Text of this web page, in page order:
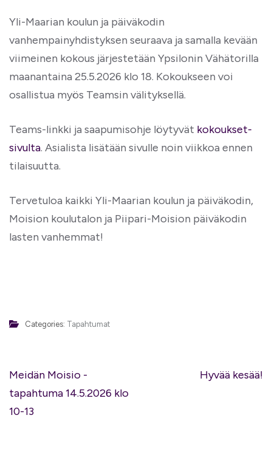
Yli-Maarian koulun ja päiväkodin
vanhempainyhdistyksen seuraava ja samalla kevään
viimeinen kokous järjestetään Ypsilonin Vähätorilla
maanantaina 25.5.2026 klo 18. Kokoukseen voi
osallistua myös Teamsin välityksellä.
Teams-linkki ja saapumisohje löytyvät kokoukset-
sivulta. Asialista lisätään sivulle noin viikkoa ennen
tilaisuutta.
Tervetuloa kaikki Yli-Maarian koulun ja päiväkodin,
Moision koulutalon ja Piipari-Moision päiväkodin
lasten vanhemmat!
Categories: Tapahtumat
Artikkelien
selaus
Meidän Moisio -
tapahtuma 14.5.2026 klo
10-13
Hyvää kesää!